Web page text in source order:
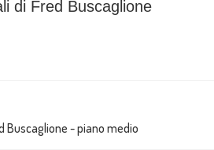
di Fred Buscaglione
Buscaglione - piano medio